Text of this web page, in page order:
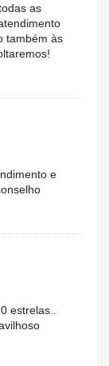
as
também às
e
estrelas..